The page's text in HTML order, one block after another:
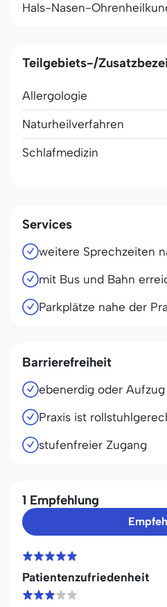
Hals-Nasen-
Teilgebiets-/
Allergologie
Naturheilverfahren
Schlafmedizin
Services
weitere Sprechzeiten
mit Bus und Bahn
Parkplätze nahe der
Barrierefreiheit
ebenerdig oder Aufzug
Praxis ist
stufenfreier Zugang
1 Empfehlung
Patientenzufriedenheit